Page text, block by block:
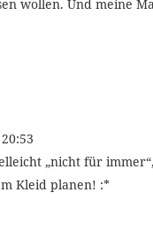
wollen. Und meine
„nicht für
Kleid planen! :*